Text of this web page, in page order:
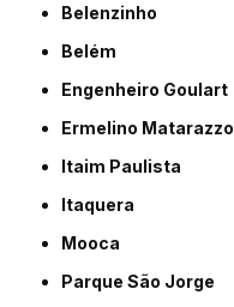
Belenzinho
Belém
Engenheiro Goulart
Ermelino Matarazzo
Itaim Paulista
Itaquera
Mooca
Parque São Jorge